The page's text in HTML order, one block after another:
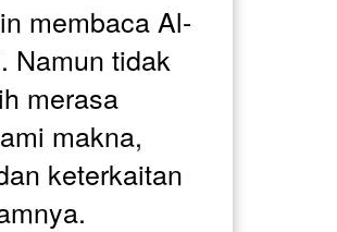
membaca Al-
Namun tidak
merasa
makna,
keterkaitan